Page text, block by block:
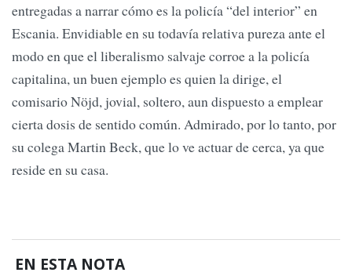
entregadas a narrar cómo es la policía “del interior” en
Escania. Envidiable en su todavía relativa pureza ante el
modo en que el liberalismo salvaje corroe a la policía
capitalina, un buen ejemplo es quien la dirige, el
comisario Nöjd, jovial, soltero, aun dispuesto a emplear
cierta dosis de sentido común. Admirado, por lo tanto, por
su colega Martin Beck, que lo ve actuar de cerca, ya que
reside en su casa.
EN ESTA NOTA